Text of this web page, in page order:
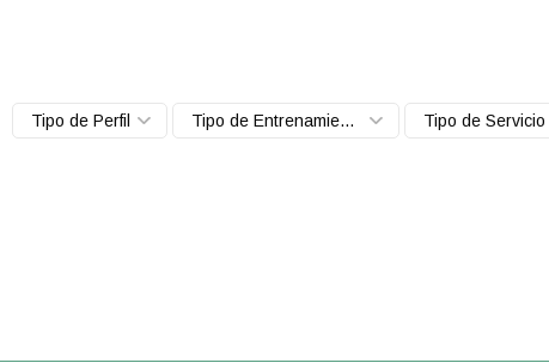
Tipo de Perfil Tipo de Entrenamiento Tipo de Servicio